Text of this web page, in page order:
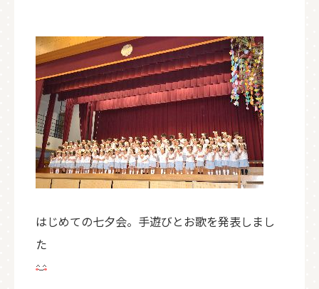
はじめての七夕会。手遊びとお歌を発表しまし
た